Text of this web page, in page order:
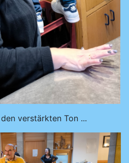
verstärkten Ton ...